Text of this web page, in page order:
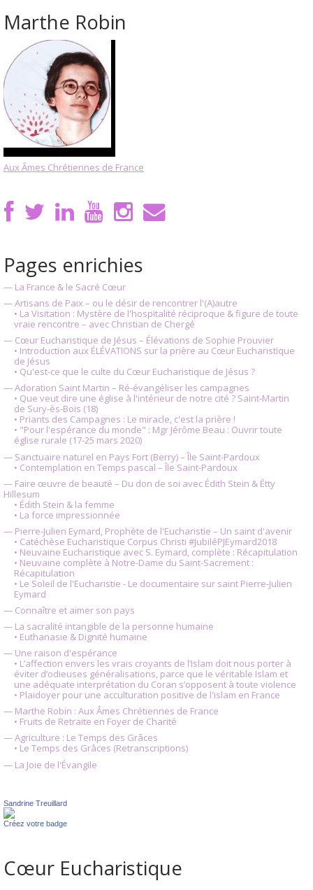
Marthe Robin
Aux Âmes Chrétiennes de France
Pages enrichies
— La France & le Sacré Cœur
— Artisans de Paix – ou le désir de rencontrer l'(A)autre
• La Visitation : Mystère de l'hospitalité réciproque & figure de toute
vraie rencontre – avec Christian de Chergé
— Cœur Eucharistique de Jésus – Élévations de Sophie Prouvier
• Introduction aux ÉLÉVATIONS sur la prière au Cœur Eucharistique
de Jésus
• Qu'est-ce que le culte du Cœur Eucharistique de Jésus ?
— Adoration Saint Martin – Ré-évangéliser les campagnes
• Que veut dire une église à l'intérieur de notre cité ? Saint-Martin
de Sury-ès-Bois (18)
• Priants des Campagnes : Le miracle, c'est la prière !
• "Pour l'espérance du monde" : Mgr Jérôme Beau : Ouvrir toute
église rurale (17-25 mars 2020)
— Sanctuaire naturel en Pays Fort (Berry) – Île Saint-Pardoux
• Contemplation en Temps pascal – Île Saint-Pardoux
— Faire œuvre de beauté – Du don de soi avec Édith Stein & Étty
Hillesum
• Édith Stein & la femme
• La force impressionnée
— Pierre-Julien Eymard, Prophète de l'Eucharistie – Un saint d'avenir
• Catéchèse Eucharistique Corpus Christi #JubiléPJEymard2018
• Neuvaine Eucharistique avec S. Eymard, complète : Récapitulation
• Neuvaine complète à Notre-Dame du Saint-Sacrement :
Récapitulation
• Le Soleil de l'Eucharistie - Le documentaire sur saint Pierre-Julien
Eymard
— Connaître et aimer son pays
— La sacralité intangible de la personne humaine
• Euthanasie & Dignité humaine
— Une raison d'espérance
• L’affection envers les vrais croyants de l’Islam doit nous porter à
éviter d’odieuses généralisations, parce que le véritable Islam et
une adéquate interprétation du Coran s’opposent à toute violence
• Plaidoyer pour une acculturation positive de l'islam en France
— Marthe Robin : Aux Âmes Chrétiennes de France
• Fruits de Retraite en Foyer de Charité
— Agriculture : Le Temps des Grâces
• Le Temps des Grâces (Retranscriptions)
— La Joie de l'Évangile
Sandrine Treuillard
Créez votre badge
Cœur Eucharistique